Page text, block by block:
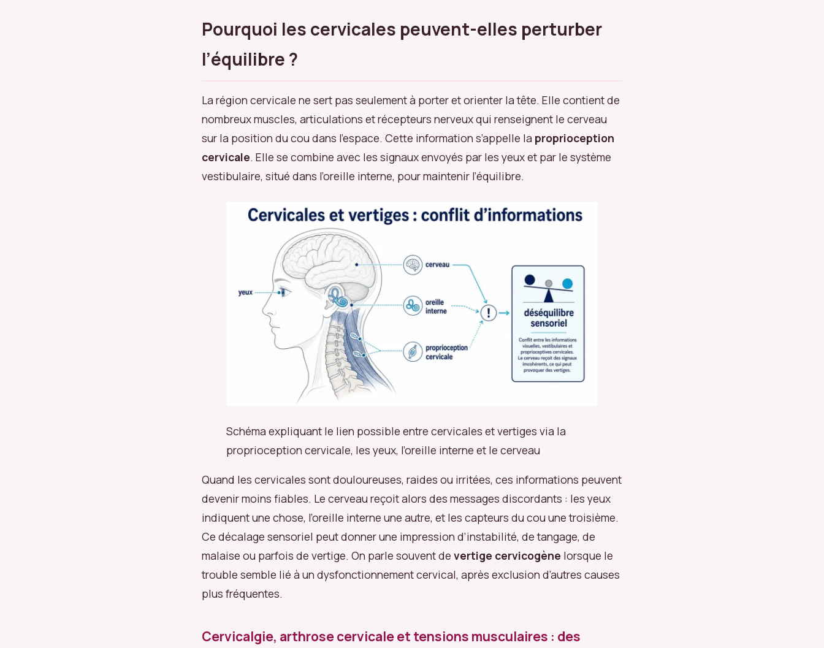
Pourquoi les cervicales peuvent-elles perturber
l’équilibre ?
La région cervicale ne sert pas seulement à porter et orienter la tête. Elle contient de
nombreux muscles, articulations et récepteurs nerveux qui renseignent le cerveau
sur la position du cou dans l’espace. Cette information s’appelle la proprioception
cervicale. Elle se combine avec les signaux envoyés par les yeux et par le système
vestibulaire, situé dans l’oreille interne, pour maintenir l’équilibre.
Schéma expliquant le lien possible entre cervicales et vertiges via la
proprioception cervicale, les yeux, l’oreille interne et le cerveau
Quand les cervicales sont douloureuses, raides ou irritées, ces informations peuvent
devenir moins fiables. Le cerveau reçoit alors des messages discordants : les yeux
indiquent une chose, l’oreille interne une autre, et les capteurs du cou une troisième.
Ce décalage sensoriel peut donner une impression d’instabilité, de tangage, de
malaise ou parfois de vertige. On parle souvent de vertige cervicogène lorsque le
trouble semble lié à un dysfonctionnement cervical, après exclusion d’autres causes
plus fréquentes.
Cervicalgie, arthrose cervicale et tensions musculaires : des